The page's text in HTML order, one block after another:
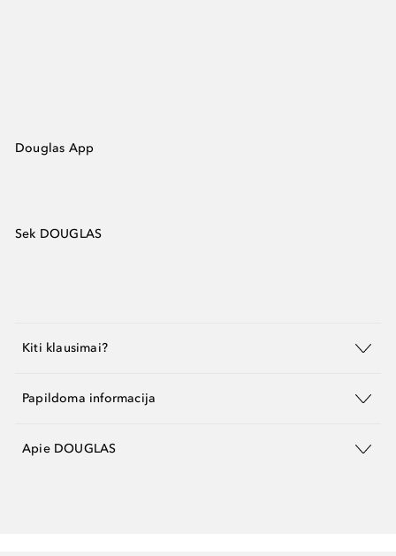
Douglas App
Sek DOUGLAS
Kiti klausimai?
Papildoma informacija
Apie DOUGLAS